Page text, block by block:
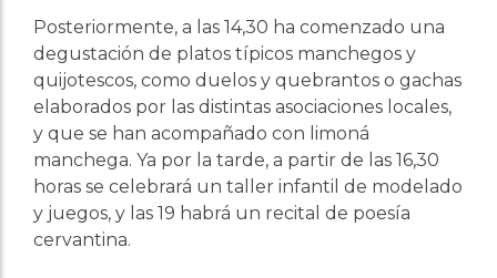
Posteriormente, a las 14,30 ha comenzado una
degustación de platos típicos manchegos y
quijotescos, como duelos y quebrantos o gachas
elaborados por las distintas asociaciones locales,
y que se han acompañado con limoná
manchega. Ya por la tarde, a partir de las 16,30
horas se celebrará un taller infantil de modelado
y juegos, y las 19 habrá un recital de poesía
cervantina.